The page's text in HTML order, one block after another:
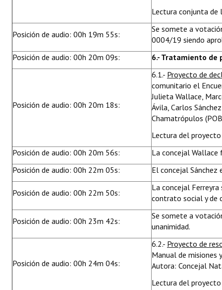
Lectura conjunta de
Posición de audio: 00h 19m 55s:
Se somete a
0004/19 siendo
Posición de audio: 00h 20m 09s:
6.- Tratamiento de
Posición de audio: 00h 20m 18s:
6.1.- Proyecto de
comunitario el
Julieta Wallace,
Ávila, Carlos
Chamatrópulos
Lectura del
Posición de audio: 00h 20m 56s:
La concejal
Posición de audio: 00h 22m 05s:
El concejal Sánchez
Posición de audio: 00h 22m 50s:
La concejal
contrato social y de
Posición de audio: 00h 23m 42s:
Se somete a
unanimidad.
Posición de audio: 00h 24m 04s:
6.2.- Proyecto de
Manual de misiones
Autora: Concejal
Lectura del